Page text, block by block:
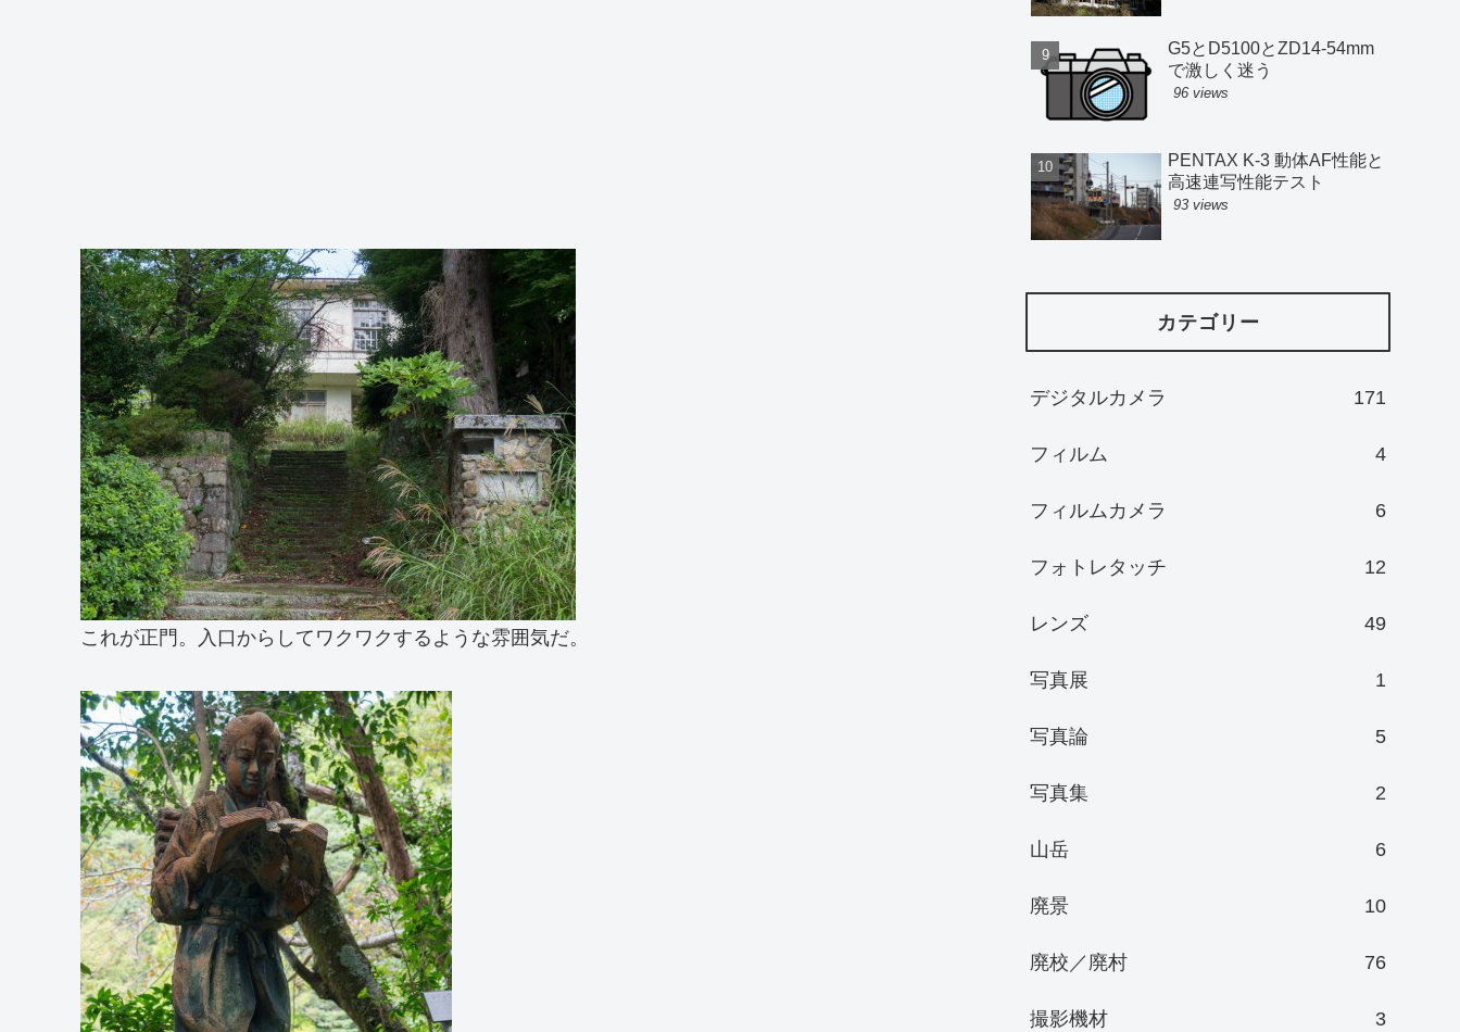
これが正門。入口からしてワクワクするような雰囲気だ。
G5とD5100とZD14-54mm
で激しく迷う
96 views
PENTAX K-3 動体AF性能と
高速連写性能テスト
93 views
カテゴリー
デジタルカメラ 171
フィルム 4
フィルムカメラ 6
フォトレタッチ 12
レンズ 49
写真展 1
写真論 5
写真集 2
山岳 6
廃景 10
廃校／廃村 76
撮影機材 3